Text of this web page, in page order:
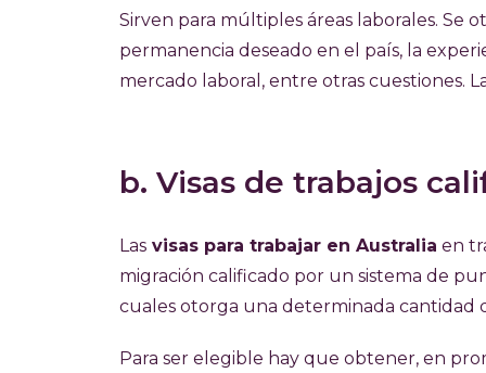
Sirven para múltiples áreas laborales. Se
permanencia deseado en el país, la
mercado laboral, entre otras cuestiones.
b. Visas de trabajos
Las visas para trabajar en Australia en
migración calificado por un sistema de
cuales otorga una determinada cantidad
Para ser elegible hay que obtener, en